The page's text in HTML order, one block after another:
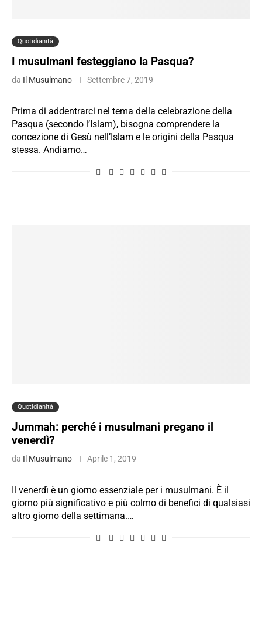
Quotidianità
I musulmani festeggiano la Pasqua?
da Il Musulmano Settembre 7, 2019
Prima di addentrarci nel tema della celebrazione della
Pasqua (secondo l’Islam), bisogna comprendere la
concezione di Gesù nell’Islam e le origini della Pasqua
stessa. Andiamo…
Quotidianità
Jummah: perché i musulmani pregano il
venerdì?
da Il Musulmano Aprile 1, 2019
Il venerdì è un giorno essenziale per i musulmani. È il
giorno più significativo e più colmo di benefici di qualsiasi
altro giorno della settimana.…